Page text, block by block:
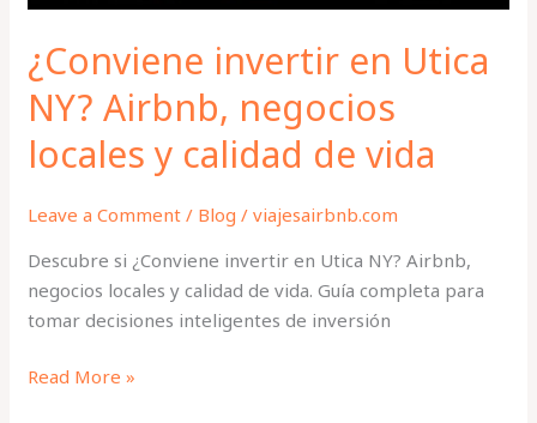
¿Conviene invertir en Utica
NY? Airbnb, negocios
locales y calidad de vida
Leave a Comment / Blog /viajesairbnb.com
Descubre si ¿Conviene invertir en Utica NY? Airbnb,
negocios locales y calidad de vida. Guía completa para
tomar decisiones inteligentes de inversión
calidad
de
vida
Read More »